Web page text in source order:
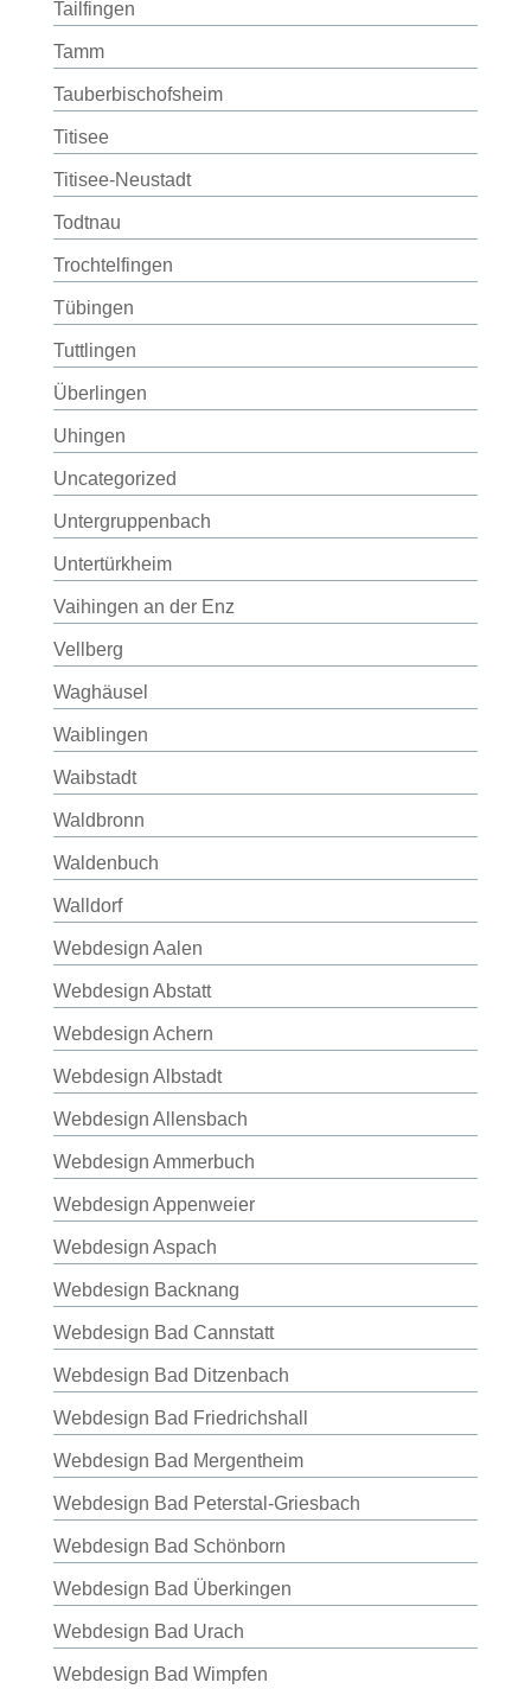
Tailfingen
Tamm
Tauberbischofsheim
Titisee
Titisee-Neustadt
Todtnau
Trochtelfingen
Tübingen
Tuttlingen
Überlingen
Uhingen
Uncategorized
Untergruppenbach
Untertürkheim
Vaihingen an der Enz
Vellberg
Waghäusel
Waiblingen
Waibstadt
Waldbronn
Waldenbuch
Walldorf
Webdesign Aalen
Webdesign Abstatt
Webdesign Achern
Webdesign Albstadt
Webdesign Allensbach
Webdesign Ammerbuch
Webdesign Appenweier
Webdesign Aspach
Webdesign Backnang
Webdesign Bad Cannstatt
Webdesign Bad Ditzenbach
Webdesign Bad Friedrichshall
Webdesign Bad Mergentheim
Webdesign Bad Peterstal-Griesbach
Webdesign Bad Schönborn
Webdesign Bad Überkingen
Webdesign Bad Urach
Webdesign Bad Wimpfen